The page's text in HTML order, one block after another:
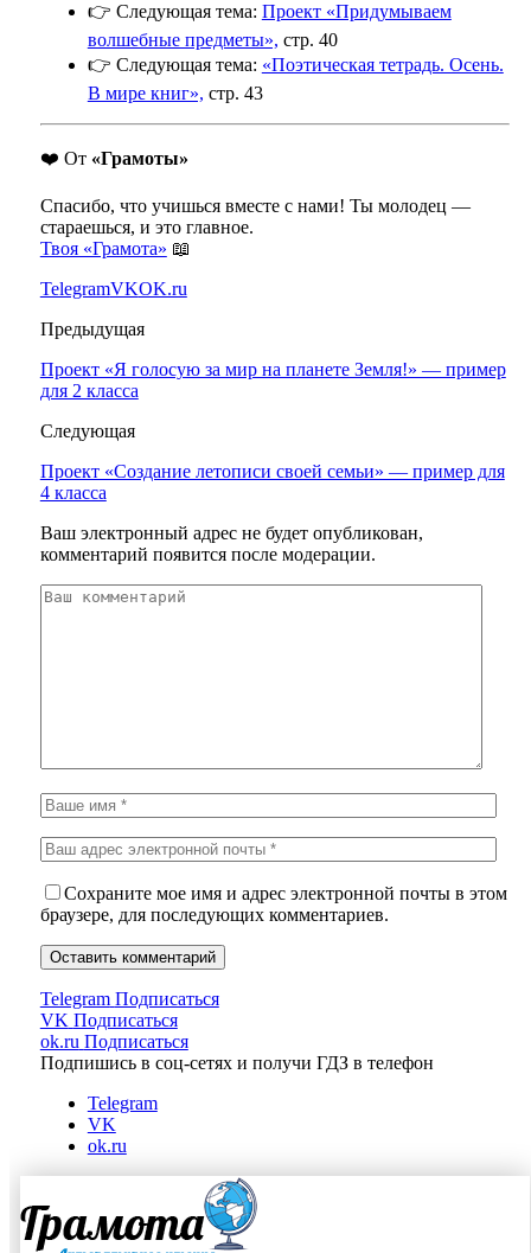
👉 Следующая тема: Проект «Придумываем
волшебные предметы», стр. 40
👉 Следующая тема: «Поэтическая тетрадь. Осень.
В мире книг», стр. 43
❤️ От «Грамоты»
Спасибо, что учишься вместе с нами! Ты молодец —
стараешься, и это главное.
Твоя «Грамота» 📖
TelegramVKOK.ru
Предыдущая
Проект «Я голосую за мир на планете Земля!» — пример
для 2 класса
Следующая
Проект «Создание летописи своей семьи» — пример для
4 класса
Ваш электронный адрес не будет опубликован,
комментарий появится после модерации.
Сохраните мое имя и адрес электронной почты в этом
браузере, для последующих комментариев.
Telegram Подписаться
VK Подписаться
ok.ru Подписаться
Подпишись в соц-сетях и получи ГДЗ в телефон
Telegram
VK
ok.ru